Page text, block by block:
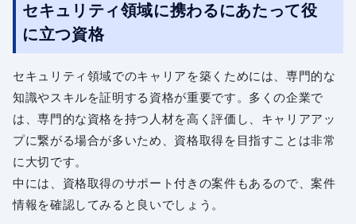
セキュリティ領域に携わるにあたって役
に立つ資格
セキュリティ領域でのキャリアを築くためには、専門的な
知識やスキルを証明する資格が重要です。多くの企業で
は、専門的な資格を持つ人材を高く評価し、キャリアアッ
プに繋がる場合が多いため、資格取得を目指すことは非常
に大切です。
中には、資格取得のサポート付きの案件もあるので、案件
情報を確認してみると良いでしょう。